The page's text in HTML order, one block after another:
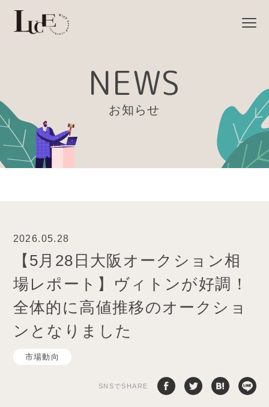
NEWS
お知らせ
2026.05.28
【5月28日大阪オークション相
場レポート】ヴィトンが好調！
全体的に高値推移のオークショ
ンとなりました
市場動向
SNSでSHARE